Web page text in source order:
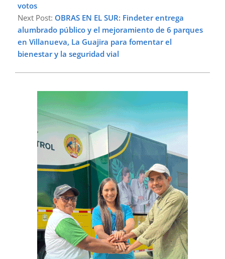
votos
Next Post: OBRAS EN EL SUR: Findeter entrega
alumbrado público y el mejoramiento de 6 parques
en Villanueva, La Guajira para fomentar el
bienestar y la seguridad vial